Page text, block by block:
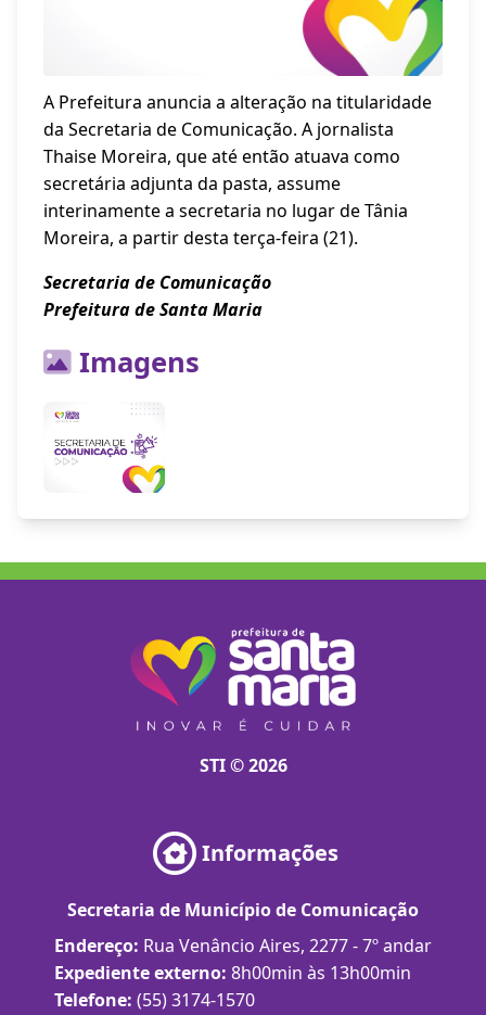
A Prefeitura anuncia a alteração na titularidade
da Secretaria de Comunicação. A jornalista
Thaise Moreira, que até então atuava como
secretária adjunta da pasta, assume
interinamente a secretaria no lugar de Tânia
Moreira, a partir desta terça-feira (21).
Secretaria de Comunicação
Prefeitura de Santa Maria
Imagens
STI © 2026
Informações
Secretaria de Município de Comunicação
Endereço: Rua Venâncio Aires, 2277 - 7º andar
Expediente externo: 8h00min às 13h00min
Telefone: (55) 3174-1570